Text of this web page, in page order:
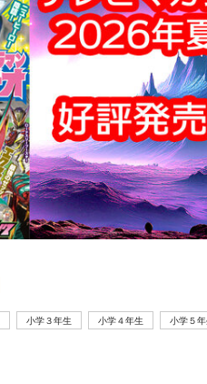
小学３年生 小学４年生
小学５